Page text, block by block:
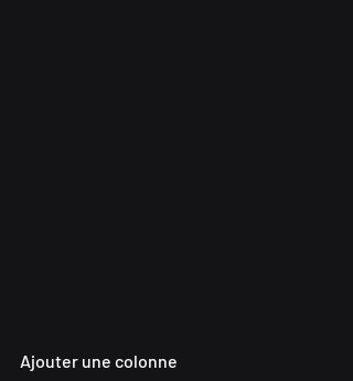
Ajouter une colonne